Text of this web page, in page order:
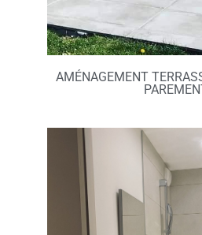
AMÉNAGEMENT